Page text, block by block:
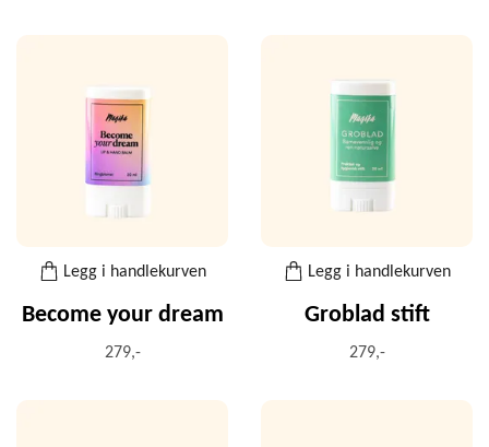
Legg i handlekurven
Become your dream
279,-
Legg i handlekurven
Groblad stift
279,-